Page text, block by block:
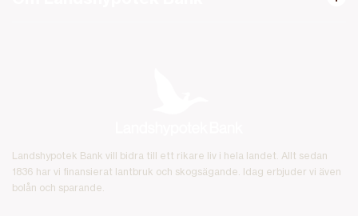
Landshypotek Bank vill bidra till ett rikare liv i hela landet. Allt sedan
1836 har vi finansierat lantbruk och skogsägande. Idag erbjuder vi även
bolån och sparande.